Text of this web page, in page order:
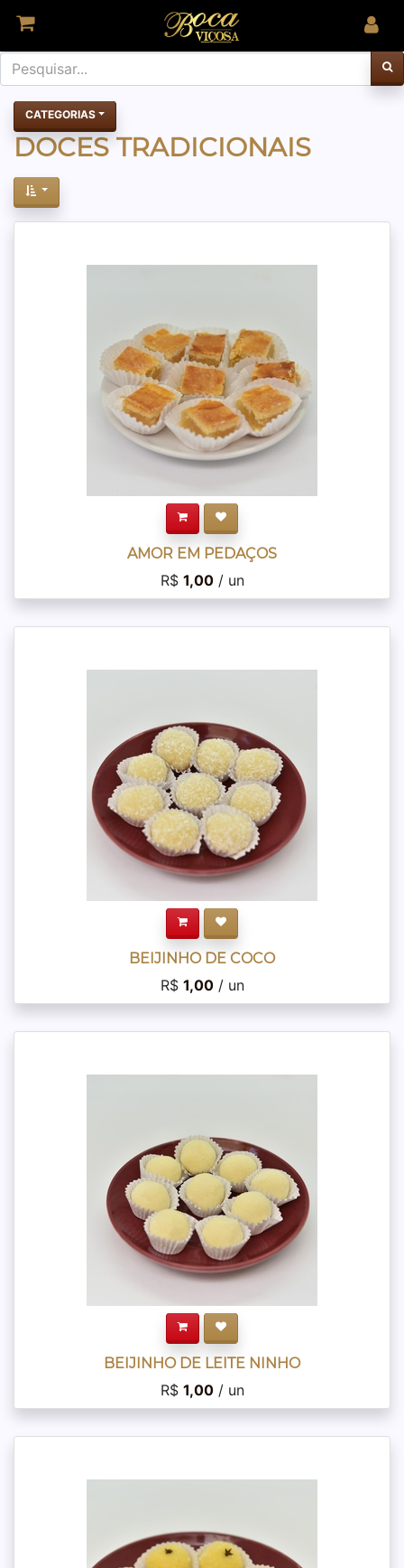
CATEGORIAS
DOCES TRADICIONAIS
AMOR EM PEDAÇOS
R$ 1,00 / un
BEIJINHO DE COCO
R$ 1,00 / un
BEIJINHO DE LEITE NINHO
R$ 1,00 / un